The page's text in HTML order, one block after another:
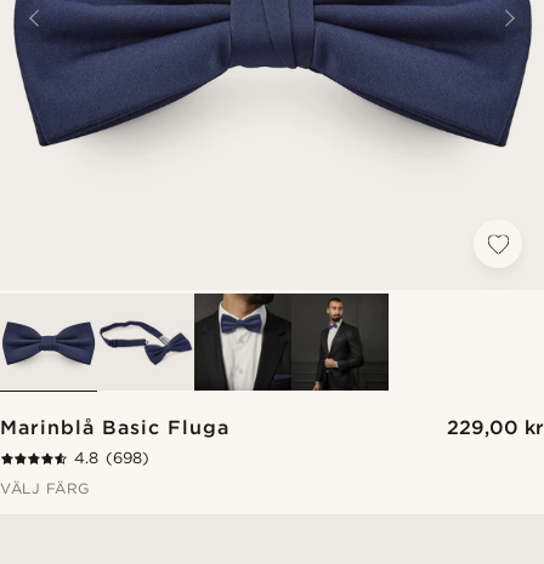
Marinblå Basic Fluga 229,00 kr
4.8 (698)
VÄLJ FÄRG